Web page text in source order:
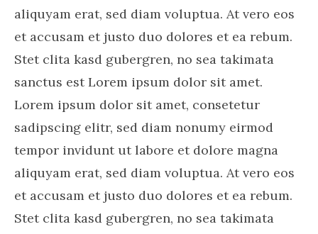
aliquyam erat, sed diam voluptua. At vero eos
et accusam et justo duo dolores et ea rebum.
Stet clita kasd gubergren, no sea takimata
sanctus est Lorem ipsum dolor sit amet.
Lorem ipsum dolor sit amet, consetetur
sadipscing elitr, sed diam nonumy eirmod
tempor invidunt ut labore et dolore magna
aliquyam erat, sed diam voluptua. At vero eos
et accusam et justo duo dolores et ea rebum.
Stet clita kasd gubergren, no sea takimata